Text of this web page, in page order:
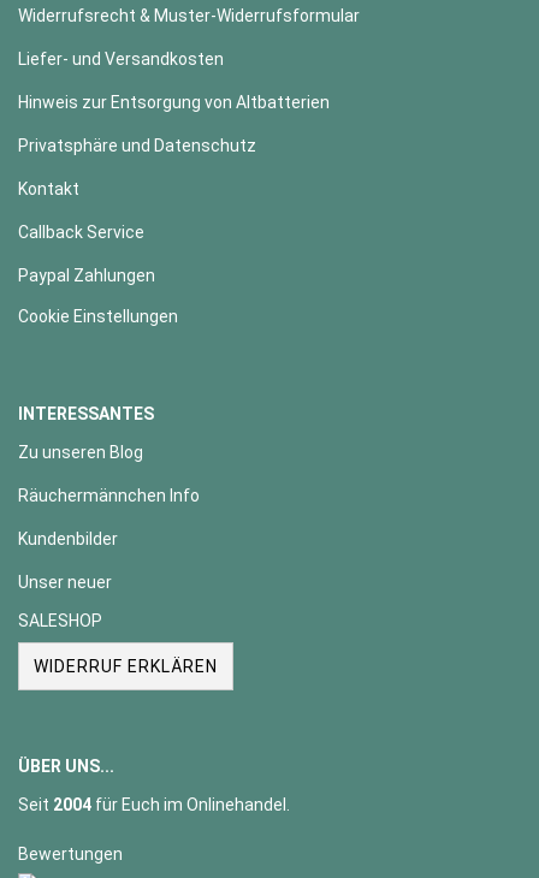
Widerrufsrecht & Muster-Widerrufsformular
Liefer- und Versandkosten
Hinweis zur Entsorgung von Altbatterien
Privatsphäre und Datenschutz
Kontakt
Callback Service
Paypal Zahlungen
Cookie Einstellungen
INTERESSANTES
Zu unseren Blog
Räuchermännchen Info
Kundenbilder
Unser neuer
SALESHOP
WIDERRUF ERKLÄREN
ÜBER UNS...
Seit 2004 für Euch im Onlinehandel.
Bewertungen